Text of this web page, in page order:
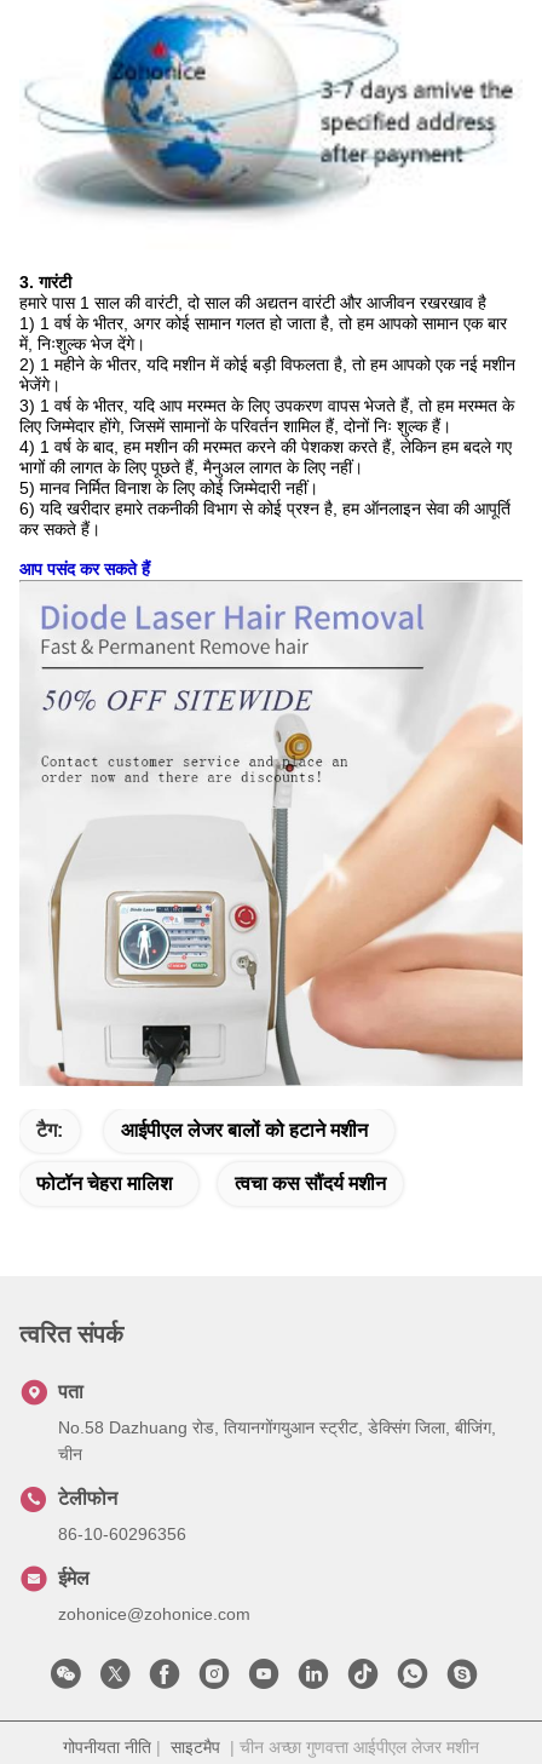
3. गारंटी
हमारे पास 1 साल की वारंटी, दो साल की अद्यतन वारंटी और आजीवन रखरखाव है
1) 1 वर्ष के भीतर, अगर कोई सामान गलत हो जाता है, तो हम आपको सामान एक बार
में, निःशुल्क भेज देंगे।
2) 1 महीने के भीतर, यदि मशीन में कोई बड़ी विफलता है, तो हम आपको एक नई मशीन
भेजेंगे।
3) 1 वर्ष के भीतर, यदि आप मरम्मत के लिए उपकरण वापस भेजते हैं, तो हम मरम्मत के
लिए जिम्मेदार होंगे, जिसमें सामानों के परिवर्तन शामिल हैं, दोनों निः शुल्क हैं।
4) 1 वर्ष के बाद, हम मशीन की मरम्मत करने की पेशकश करते हैं, लेकिन हम बदले गए
भागों की लागत के लिए पूछते हैं, मैनुअल लागत के लिए नहीं।
5) मानव निर्मित विनाश के लिए कोई जिम्मेदारी नहीं।
6) यदि खरीदार हमारे तकनीकी विभाग से कोई प्रश्न है, हम ऑनलाइन सेवा की आपूर्ति
कर सकते हैं।
आप पसंद कर सकते हैं
टैग: आईपीएल लेजर बालों को हटाने मशीन
फोटॉन चेहरा मालिश त्वचा कस सौंदर्य मशीन
त्वरित संपर्क
पता
No.58 Dazhuang रोड, तियानगोंगयुआन स्ट्रीट, डेक्सिंग जिला, बीजिंग,
चीन
टेलीफोन
86-10-60296356
ईमेल
zohonice@zohonice.com
गोपनीयता नीति | साइटमैप | चीन अच्छा गुणवत्ता आईपीएल लेजर मशीन